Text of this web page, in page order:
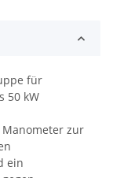
für
50 kW
zur
ein